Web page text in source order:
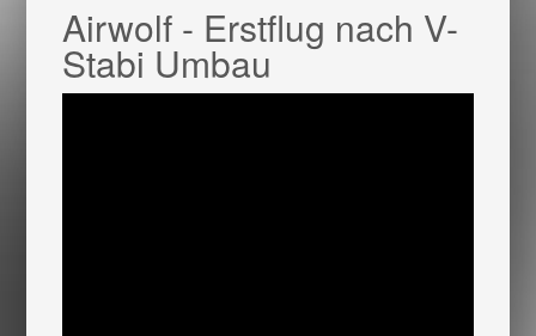
Airwolf - Erstflug nach V-
Stabi Umbau